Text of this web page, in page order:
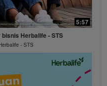
5:57
Herbalife - STS
- STS